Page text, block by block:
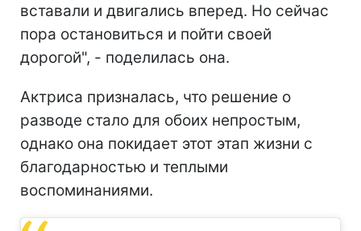
вставали и двигались вперед. Но сейчас
пора остановиться и пойти своей
дорогой", - поделилась она.
Актриса призналась, что решение о
разводе стало для обоих непростым,
однако она покидает этот этап жизни с
благодарностью и теплыми
воспоминаниями.